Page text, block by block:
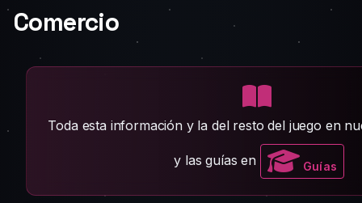
Comercio
Toda esta información y la del resto del juego en
y las guías en Guías